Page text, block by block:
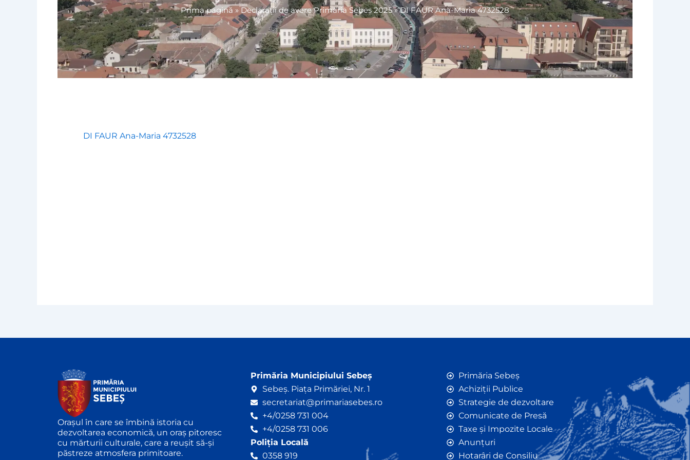
Prima pagină »Declarații de avere Primaria Sebeș 2025»DI FAUR Ana-Maria 4732528
DI FAUR Ana-Maria 4732528
Orașul în care se îmbină istoria cu
dezvoltarea economică, un oraș pitoresc
cu mărturii culturale, care a reușit să-și
păstreze atmosfera primitoare.
Primăria Municipiului Sebeș
Sebeș. Piața Primăriei, Nr. 1
secretariat@primariasebes.ro
+4/0258 731 004
+4/0258 731 006
Poliția Locală
0358 919
Primăria Sebeș
Achiziții Publice
Strategie de dezvoltare
Comunicate de Presă
Taxe și Impozite Locale
Anunțuri
Hotarâri de Consiliu